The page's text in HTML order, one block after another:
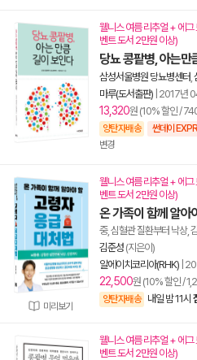
웰니스 여름 리추얼 + 에그
벤트 도서 2만원 이상)
당뇨 콩팥병, 아는만
삼성서울병원 당뇨병센터
마루(도서출판) 2017년
13,320원 (10% 할인 /
양탄자배송 썬데이
변경
미리보기
웰니스 여름 리추얼 + 에그
벤트 도서 2만원 이상)
온 가족이 함께 알아
중, 심혈관 질환부터 낙상,
김준성 (지은이)
알에이치코리아(RHK)
22,500원 (10% 할인 /
양탄자배송 내일 밤 11시
웰니스 여름 리추얼 + 에그
벤트 도서 2만원 이상)